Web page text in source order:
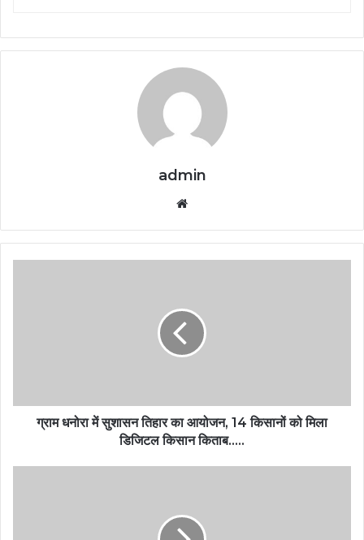
admin
ग्राम धनोरा में सुशासन तिहार का आयोजन, 14 किसानों को मिला
डिजिटल किसान किताब…..